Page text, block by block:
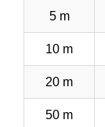
5 m
10 m
20 m
50 m